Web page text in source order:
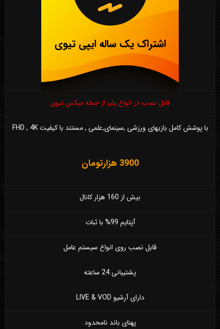
اشتراک یک ساله ایپی تیوی
قابل نصب در انواع پلیر از جمله میکس تیوی
با پوشش کامل بازیهای ورزشی ,سینمای,علمی , مستند با کیفیت FHD , 4K
3900 هزارتومان
بیش از 160 هزار کانال
آپتایم 99% با ثبات
قابل نصب روی انواع سیستم عامل
پشتیبانی 24 ساعته
دارای آرشیو LIVE & VOD
پهنای باند نامحدود